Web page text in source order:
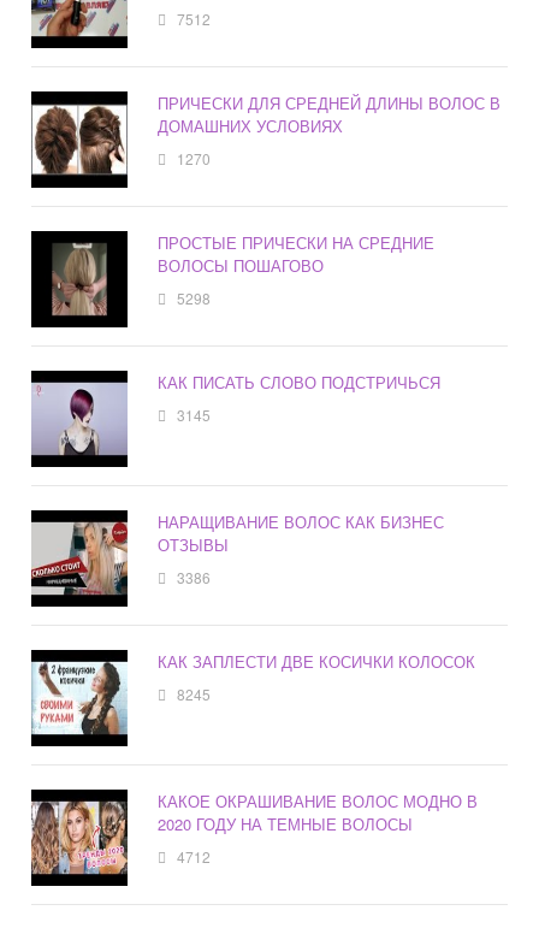
7512
ПРИЧЕСКИ ДЛЯ СРЕДНЕЙ ДЛИНЫ ВОЛОС В
ДОМАШНИХ УСЛОВИЯХ
1270
ПРОСТЫЕ ПРИЧЕСКИ НА СРЕДНИЕ
ВОЛОСЫ ПОШАГОВО
5298
КАК ПИСАТЬ СЛОВО ПОДСТРИЧЬСЯ
3145
НАРАЩИВАНИЕ ВОЛОС КАК БИЗНЕС
ОТЗЫВЫ
3386
КАК ЗАПЛЕСТИ ДВЕ КОСИЧКИ КОЛОСОК
8245
КАКОЕ ОКРАШИВАНИЕ ВОЛОС МОДНО В
2020 ГОДУ НА ТЕМНЫЕ ВОЛОСЫ
4712